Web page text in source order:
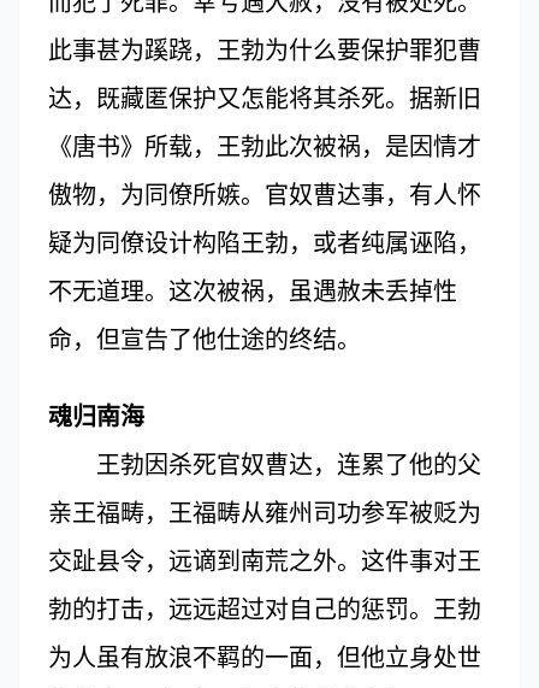
此事甚为蹊跷，王勃为什么要保护罪犯曹
达，既藏匿保护又怎能将其杀死。据新旧
《唐书》所载，王勃此次被祸，是因情才
傲物，为同僚所嫉。官奴曹达事，有人怀
疑为同僚设计构陷王勃，或者纯属诬陷，
不无道理。这次被祸，虽遇赦未丢掉性
命，但宣告了他仕途的终结。
魂归南海
王勃因杀死官奴曹达，连累了他的父
亲王福畴，王福畴从雍州司功参军被贬为
交趾县令，远谪到南荒之外。这件事对王
勃的打击，远远超过对自己的惩罚。王勃
为人虽有放浪不羁的一面，但他立身处世